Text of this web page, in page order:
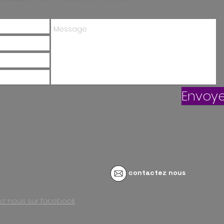
contactez nous
nous sur facebook